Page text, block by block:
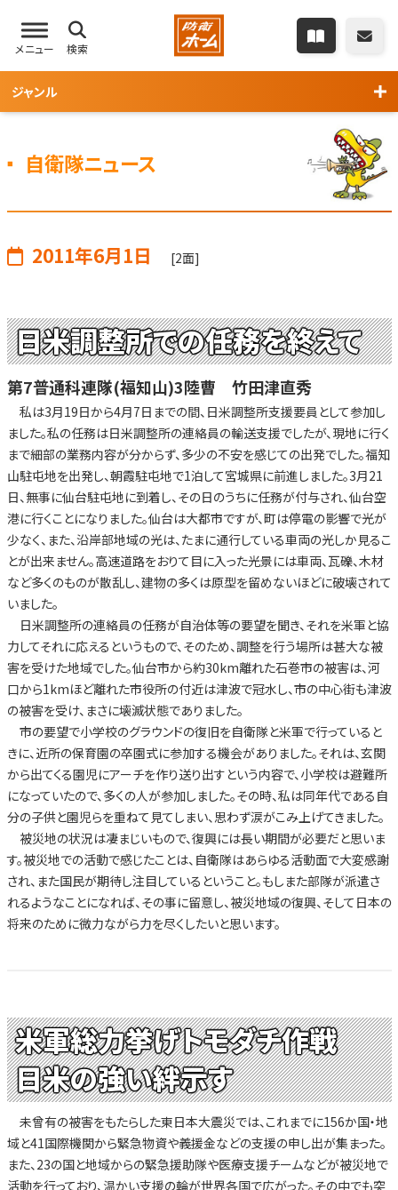
メニュー 検索
ジャンル
自衛隊ニュース
2011年6月1日 [2面]
日米調整所での任務を終えて
第7普通科連隊(福知山)3陸曹 竹田津直秀
私は3月19日から4月7日までの間、日米調整所支援要員として参加し
ました。私の任務は日米調整所の連絡員の輸送支援でしたが、現地に行く
まで細部の業務内容が分からず、多少の不安を感じての出発でした。福知
山駐屯地を出発し、朝霞駐屯地で1泊して宮城県に前進しました。3月21
日、無事に仙台駐屯地に到着し、その日のうちに任務が付与され、仙台空
港に行くことになりました。仙台は大都市ですが、町は停電の影響で光が
少なく、また、沿岸部地域の光は、たまに通行している車両の光しか見るこ
とが出来ません。高速道路をおりて目に入った光景には車両、瓦礫、木材
など多くのものが散乱し、建物の多くは原型を留めないほどに破壊されて
いました。
日米調整所の連絡員の任務が自治体等の要望を聞き、それを米軍と協
力してそれに応えるというもので、そのため、調整を行う場所は甚大な被
害を受けた地域でした。仙台市から約30km離れた石巻市の被害は、河
口から1kmほど離れた市役所の付近は津波で冠水し、市の中心街も津波
の被害を受け、まさに壊滅状態でありました。
市の要望で小学校のグラウンドの復旧を自衛隊と米軍で行っていると
きに、近所の保育園の卒園式に参加する機会がありました。それは、玄関
から出てくる園児にアーチを作り送り出すという内容で、小学校は避難所
になっていたので、多くの人が参加しました。その時、私は同年代である自
分の子供と園児らを重ねて見てしまい、思わず涙がこみ上げてきました。
被災地の状況は凄まじいもので、復興には長い期間が必要だと思いま
す。被災地での活動で感じたことは、自衛隊はあらゆる活動面で大変感謝
され、また国民が期待し注目しているということ。もしまた部隊が派遣さ
れるようなことになれば、その事に留意し、被災地域の復興、そして日本の
将来のために微力ながら力を尽くしたいと思います。
米軍総力挙げトモダチ作戦
日米の強い絆示す
未曾有の被害をもたらした東日本大震災では、これまでに156か国・地
域と41国際機関から緊急物資や義援金などの支援の申し出が集まった。
また、23の国と地域からの緊急援助隊や医療支援チームなどが被災地で
活動を行っており、温かい支援の輪が世界各国で広がった。その中でも突